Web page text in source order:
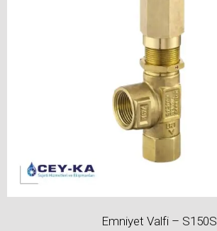
Emniyet Valfi – S150S